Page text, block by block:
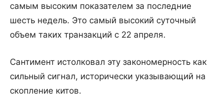
самым высоким показателем за последние
шесть недель. Это самый высокий суточный
объем таких транзакций с 22 апреля.
Сантимент истолковал эту закономерность как
сильный сигнал, исторически указывающий на
скопление китов.